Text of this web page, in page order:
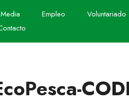
Media Empleo Voluntariado